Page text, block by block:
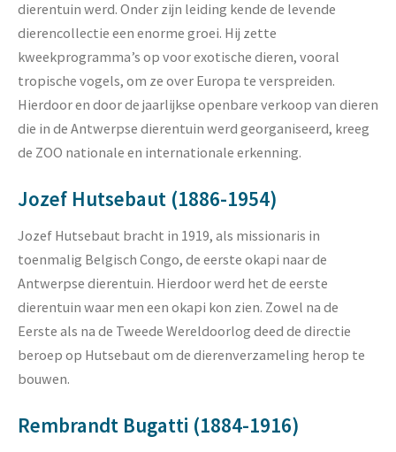
dierentuin werd. Onder zijn leiding kende de levende
dierencollectie een enorme groei. Hij zette
kweekprogramma’s op voor exotische dieren, vooral
tropische vogels, om ze over Europa te verspreiden.
Hierdoor en door de jaarlijkse openbare verkoop van dieren
die in de Antwerpse dierentuin werd georganiseerd, kreeg
de ZOO nationale en internationale erkenning.
Jozef Hutsebaut (1886-1954)
Jozef Hutsebaut bracht in 1919, als missionaris in
toenmalig Belgisch Congo, de eerste okapi naar de
Antwerpse dierentuin. Hierdoor werd het de eerste
dierentuin waar men een okapi kon zien. Zowel na de
Eerste als na de Tweede Wereldoorlog deed de directie
beroep op Hutsebaut om de dierenverzameling herop te
bouwen.
Rembrandt Bugatti (1884-1916)